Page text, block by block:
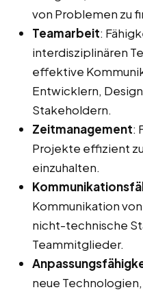
von Problemen zu
Teamarbeit:
interdisziplinären
effektive
Entwicklern,
Stakeholdern.
Zeitmanagement:
Projekte effizient
einzuhalten.
Kommunikation
nicht-technische
Teammitglieder.
neue